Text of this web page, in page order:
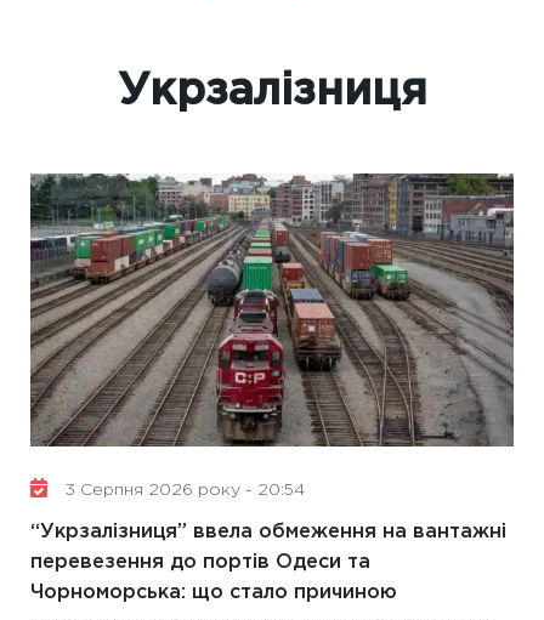
Укрзалізниця
3 Серпня 2026 року - 20:54
“Укрзалізниця” ввела обмеження на вантажні
перевезення до портів Одеси та
Чорноморська: що стало причиною